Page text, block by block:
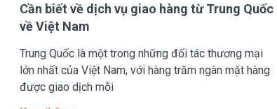
Cần biết về dịch vụ giao hàng từ Trung Quốc
về Việt Nam
Trung Quốc là một trong những đối tác thương mại
lớn nhất của Việt Nam, với hàng trăm ngàn mặt hàng
được giao dịch mỗi